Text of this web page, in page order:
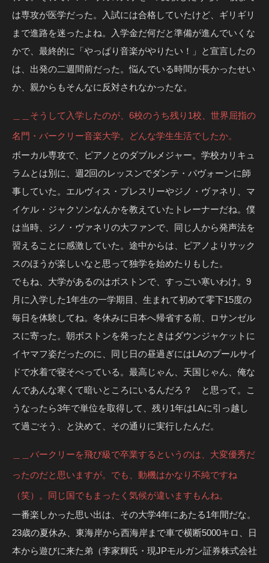
は専攻が医学だった。入試には合格していたけど、ギリギリ
まで進路を迷ったよね。入学金だ何だと準備が進んでいくな
かで、最終的に「やっぱり音楽がやりたい！」と宣言したの
は、出発の二週間前だった。悩んでいる時間が長かったせい
か、親からもそんなに反対されなかったな。
＿＿そうして入学したのが、6校のうち残り1校、世界屈指の
名門・バークリー音楽大学。どんな学生生活でしたか。
ボーカル専攻で、ピアノとのダブルメジャー。学校カリキュ
ラムとは別に、週2回のレッスンでダンテ・パヴォーンに師
事していた。エルヴィス・プレスリーやジノ・ヴァネリ、マ
イケル・ジャクソンなんかを教えていたトレーナーだね。僕
は当時、ジノ・ヴァネリの大ファンで、同じ人から発声法を
習えることに感激していた。途中からは、ピアノよりサック
スのほうが楽しいなと思って独学を始めたりもした。
でもね、大学があるのはボストンで、すっごい寒いわけ。9
月に入学した1年生の一学期目、生まれて初めて零下15度の
毎日を体験してね。冬休みに日本へ帰省する前、ロサンゼル
スに寄った。朝ボストンを発ったときはダウンジャケットに
イヤマフ姿だったのに、同じ日の昼過ぎにはLAのプールサイ
ドで水着で寝そべっている。最高じゃん、天国じゃん、俺な
んであんな寒くて暗いところにいるんだろ？ と思って。こ
うなったら3年で単位を取得して、残り1年はLAに引っ越し
て過ごそう、と決めて、その通りに実行したんだ。
＿＿バークリーを飛び級で卒業するというのは、大変優秀だ
ったのだと思いますが。でも、動機はかなり不純ですね
（笑）。同じ国でもまったく気候が違いますもんね。
一番楽しかった思い出は、その大学4年にあたる1年間だな。
23歳の夏休み、東海岸から西海岸まで車で横断5000キロ、日
本から遊びに来た弟（李家輝氏・現JPモルガン証券株式会社